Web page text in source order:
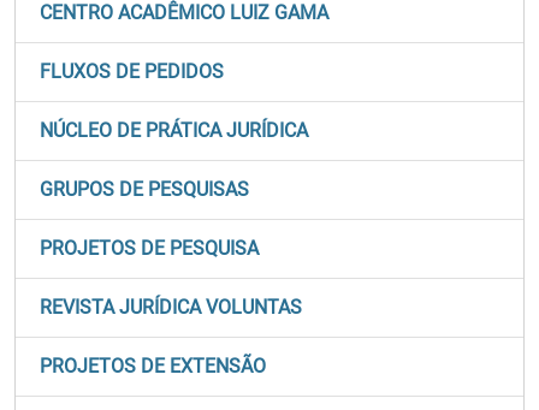
CENTRO ACADÊMICO LUIZ GAMA
FLUXOS DE PEDIDOS
NÚCLEO DE PRÁTICA JURÍDICA
GRUPOS DE PESQUISAS
PROJETOS DE PESQUISA
REVISTA JURÍDICA VOLUNTAS
PROJETOS DE EXTENSÃO